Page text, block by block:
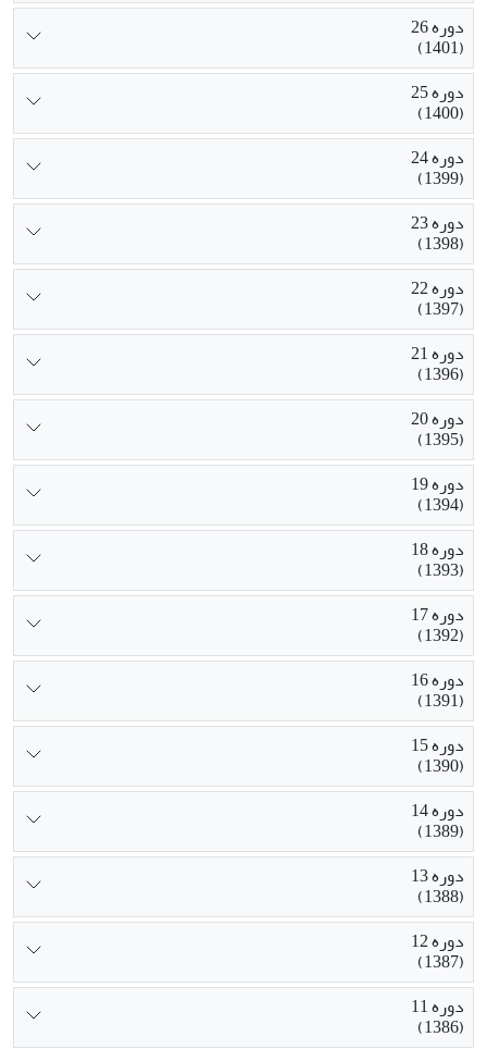
دوره 26
(1401)
دوره 25
(1400)
دوره 24
(1399)
دوره 23
(1398)
دوره 22
(1397)
دوره 21
(1396)
دوره 20
(1395)
دوره 19
(1394)
دوره 18
(1393)
دوره 17
(1392)
دوره 16
(1391)
دوره 15
(1390)
دوره 14
(1389)
دوره 13
(1388)
دوره 12
(1387)
دوره 11
(1386)